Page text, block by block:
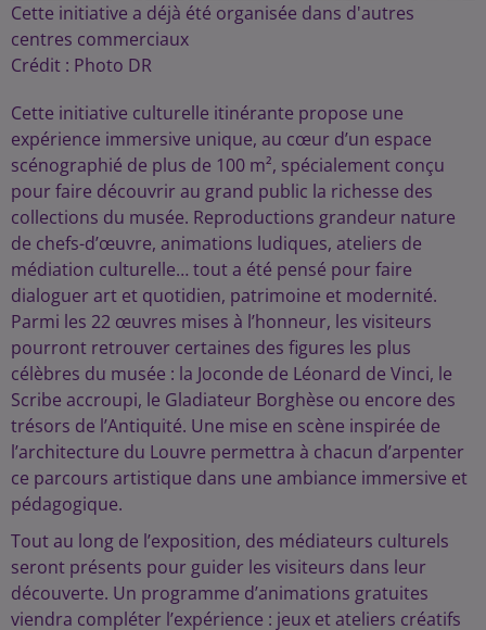
Cette initiative a déjà été organisée dans d'autres
centres commerciaux
Crédit : Photo DR
Cette initiative culturelle itinérante propose une
expérience immersive unique, au cœur d’un espace
scénographié de plus de 100 m², spécialement conçu
pour faire découvrir au grand public la richesse des
collections du musée. Reproductions grandeur nature
de chefs-d’œuvre, animations ludiques, ateliers de
médiation culturelle… tout a été pensé pour faire
dialoguer art et quotidien, patrimoine et modernité.
Parmi les 22 œuvres mises à l’honneur, les visiteurs
pourront retrouver certaines des figures les plus
célèbres du musée : la Joconde de Léonard de Vinci, le
Scribe accroupi, le Gladiateur Borghèse ou encore des
trésors de l’Antiquité. Une mise en scène inspirée de
l’architecture du Louvre permettra à chacun d’arpenter
ce parcours artistique dans une ambiance immersive et
pédagogique.
Tout au long de l’exposition, des médiateurs culturels
seront présents pour guider les visiteurs dans leur
découverte. Un programme d’animations gratuites
viendra compléter l’expérience : jeux et ateliers créatifs